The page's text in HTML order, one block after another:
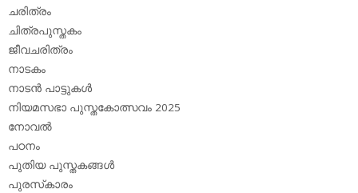
ചരിത്രം
ചിത്രപുസ്തകം
ജീവചരിത്രം
നാടകം
നാടന്‍ പാട്ടുകള്‍
നിയമസഭാ പുസ്തകോത്സവം 2025
നോവല്‍
പഠനം
പുതിയ പുസ്തകങ്ങള്‍
പുരസ്‌കാരം